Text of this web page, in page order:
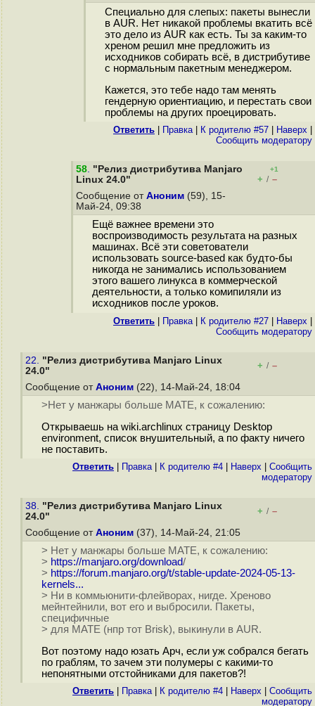
Специально для слепых: пакеты вынесли
в AUR. Нет никакой проблемы вкатить всё
это дело из AUR как есть. Ты за каким-то
хреном решил мне предложить из
исходников собирать всё, в дистрибутиве
с нормальным пакетным менеджером.
Кажется, это тебе надо там менять
гендерную ориентиацию, и перестать свои
проблемы на других проецировать.
Ответить Правка| К родителю #57 Наверх
Cообщить модератору
58. "Релиз дистрибутива Manjaro
Linux 24.0"
+1
+ / –
Сообщение от Аноним (59), 15-
Май-24, 09:38
Ещё важнее времени это
воспроизводимость результата на разных
машинах. Всё эти советователи
использовать source-based как будто-бы
никогда не занимались использованием
этого вашего линукса в коммерческой
деятельности, а только комипиляли из
исходников после уроков.
Ответить Правка| К родителю #27 Наверх
Cообщить модератору
22. "Релиз дистрибутива Manjaro Linux
24.0"
+ / –
Сообщение от Аноним (22), 14-Май-24, 18:04
>Нет у манжары больше MATE, к сожалению:
Открываешь на wiki.archlinux страницу Desktop
environment, список внушительный, а по факту ничего
не поставить.
Ответить Правка| К родителю #4 Наверх
Cообщить
модератору
38. "Релиз дистрибутива Manjaro Linux
24.0"
+ / –
Сообщение от Аноним (37), 14-Май-24, 21:05
> Нет у манжары больше MATE, к сожалению:
> https://manjaro.org/download/
> https://forum.manjaro.org/t/stable-update-2024-05-13-
kernels...
> Ни в коммьюнити-флейворах, нигде. Хреново
мейнтейнили, вот его и выбросили. Пакеты,
специфичные
> для MATE (нпр тот Brisk), выкинули в AUR.
Вот поэтому надо юзать Арч, если уж собрался бегать
по граблям, то зачем эти полумеры с какими-то
непонятными отстойниками для пакетов?!
Ответить Правка| К родителю #4 Наверх
Cообщить
модератору